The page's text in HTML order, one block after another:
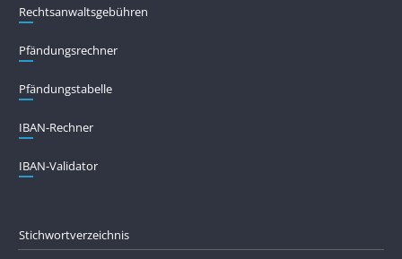
Rechtsanwaltsgebühren
Pfändungs­rechner
Pfändungs­tabelle
IBAN-Rechner
IBAN-Validator
Stichwortverzeichnis